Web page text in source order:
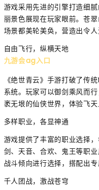
游戏采用先进的引擎打造细
丽景色展现在玩家眼前。苍
场景都美轮美奂，营造出令人
自由飞行，纵横天地
九游会ag入口
《绝世青云》手游打破了传
系统。玩家可以御剑乘风而
袤无垠的仙侠世界，体验飞天
多样职业，各显神通
游戏提供了丰富的职业选择
剑、天音、合欢、鬼王等职
战斗倾向进行选择，搭配出专
千人团战，激战苍穹